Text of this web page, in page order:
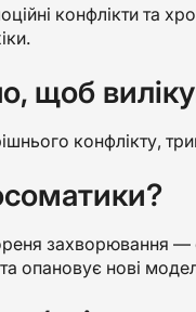
конфлікти та
щоб
конфлікту,
захворювання —
опановує нові